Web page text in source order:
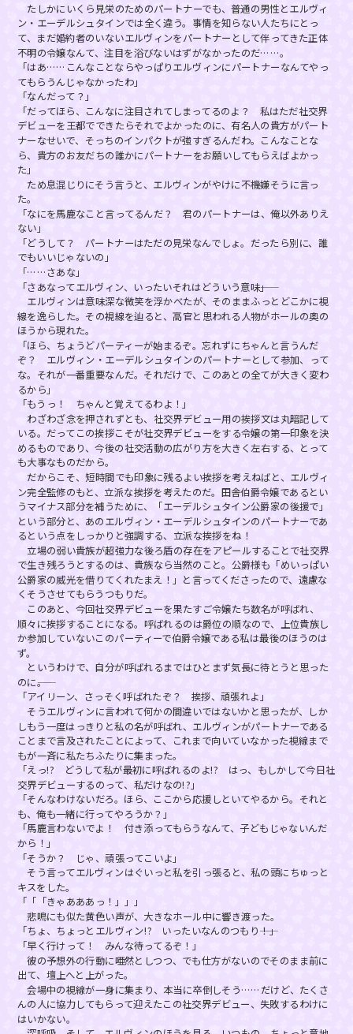
たしかにいくら見栄のためのパートナーでも、普通の男性とエルヴィ
ン・エーデルシュタインでは全く違う。事情を知らない人たちにとっ
て、まだ婚約者のいないエルヴィンをパートナーとして伴ってきた正体
不明の令嬢なんて、注目を浴びないはずがなかったのだ……。
「はあ……こんなことならやっぱりエルヴィンにパートナーなんてやっ
てもらうんじゃなかったわ」
「なんだって？」
「だってほら、こんなに注目されてしまってるのよ？ 私はただ社交界
デビューを王都でできたらそれでよかったのに、有名人の貴方がパート
ナーなせいで、そっちのインパクトが強すぎるんだわ。こんなことな
ら、貴方のお友だちの誰かにパートナーをお願いしてもらえばよかっ
た」
ため息混じりにそう言うと、エルヴィンがやけに不機嫌そうに言っ
た。
「なにを馬鹿なこと言ってるんだ？ 君のパートナーは、俺以外ありえ
ない」
「どうして？ パートナーはただの見栄なんでしょ。だったら別に、誰
でもいいじゃないの」
「……さあな」
「さあなってエルヴィン、いったいそれはどういう意味――」
エルヴィンは意味深な微笑を浮かべたが、そのままふっとどこかに視
線を逸らした。その視線を辿ると、高官と思われる人物がホールの奥の
ほうから現れた。
「ほら、ちょうどパーティーが始まるぞ。忘れずにちゃんと言うんだ
ぞ？ エルヴィン・エーデルシュタインのパートナーとして参加、って
な。それが一番重要なんだ。それだけで、このあとの全てが大きく変わ
るから」
「もうっ！ ちゃんと覚えてるわよ！」
わざわざ念を押されずとも、社交界デビュー用の挨拶文は丸暗記して
いる。だってこの挨拶こそが社交界デビューをする令嬢の第一印象を決
めるものであり、今後の社交活動の広がり方を大きく左右する、とって
も大事なものだから。
だからこそ、短時間でも印象に残るよい挨拶を考えねばと、エルヴィ
ン完全監修のもと、立派な挨拶を考えたのだ。田舎伯爵令嬢であるとい
うマイナス部分を補うために、「エーデルシュタイン公爵家の後援で」
という部分と、あのエルヴィン・エーデルシュタインのパートナーであ
るという点をしっかりと強調する、立派な挨拶をね！
立場の弱い貴族が超強力な後ろ盾の存在をアピールすることで社交界
で生き残ろうとするのは、貴族なら当然のこと。公爵様も「めいっぱい
公爵家の威光を借りてくれたまえ！」と言ってくださったので、遠慮な
くそうさせてもらうつもりだ。
このあと、今回社交界デビューを果たすご令嬢たち数名が呼ばれ、
順々に挨拶することになる。呼ばれるのは爵位の順なので、上位貴族し
か参加していないこのパーティーで伯爵令嬢である私は最後のほうのは
ず。
というわけで、自分が呼ばれるまではひとまず気長に待とうと思った
のに――。
「アイリーン、さっそく呼ばれたぞ？ 挨拶、頑張れよ」
そうエルヴィンに言われて何かの間違いではないかと思ったが、しか
しもう一度はっきりと私の名が呼ばれ、エルヴィンがパートナーである
ことまで言及されたことによって、これまで向いていなかった視線まで
もが一斉に私たちふたりに集まった。
「えっ!? どうして私が最初に呼ばれるのよ!? はっ、もしかして今日社
交界デビューするのって、私だけなの!?」
「そんなわけないだろ。ほら、ここから応援しといてやるから。それと
も、俺も一緒に行ってやろうか？」
「馬鹿言わないでよ！ 付き添ってもらうなんて、子どもじゃないんだ
から！」
「そうか？ じゃ、頑張ってこいよ」
そう言ってエルヴィンはぐいっと私を引っ張ると、私の頭にちゅっと
キスをした。
「「「きゃあああっ！」」」
悲鳴にも似た黄色い声が、大きなホール中に響き渡った。
「ちょ、ちょっとエルヴィン!? いったいなんのつもり――！」
「早く行けって！ みんな待ってるぞ！」
彼の予想外の行動に唖然としつつ、でも仕方がないのでそのまま前に
出て、壇上へと上がった。
会場中の視線が一身に集まり、本当に卒倒しそう……だけど、たくさ
んの人に協力してもらって迎えたこの社交界デビュー、失敗するわけに
はいかない。